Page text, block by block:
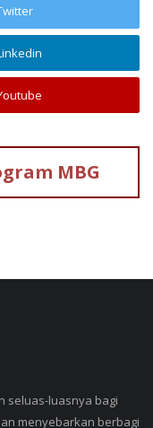
MBG
seluas-luasnya bagi
menyebarkan berbagi